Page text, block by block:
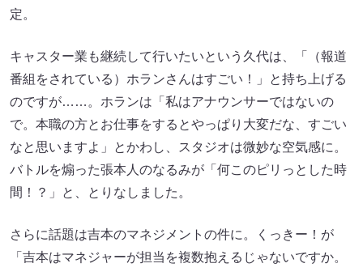
定。
キャスター業も継続して行いたいという久代は、「（報道
番組をされている）ホランさんはすごい！」と持ち上げる
のですが……。ホランは「私はアナウンサーではないの
で。本職の方とお仕事をするとやっぱり大変だな、すごい
なと思いますよ」とかわし、スタジオは微妙な空気感に。
バトルを煽った張本人のなるみが「何このピリっとした時
間！？」と、とりなしました。
さらに話題は吉本のマネジメントの件に。くっきー！が
「吉本はマネジャーが担当を複数抱えるじゃないですか。